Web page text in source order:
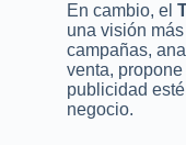
En cambio, el
una visión
campañas,
venta,
publicidad
negocio.